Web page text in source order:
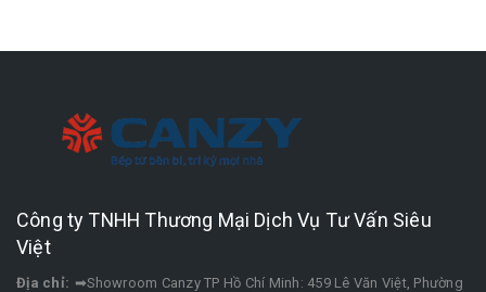
Công ty TNHH Thương Mại Dịch Vụ Tư Vấn Siêu
Việt
Địa chỉ: ➡Showroom Canzy TP Hồ Chí Minh: 459 Lê Văn Việt, Phường